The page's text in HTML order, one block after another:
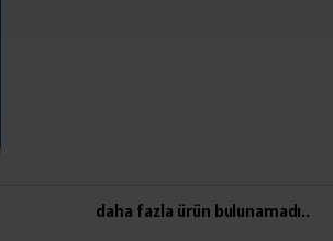
daha fazla ürün bulunamadı..